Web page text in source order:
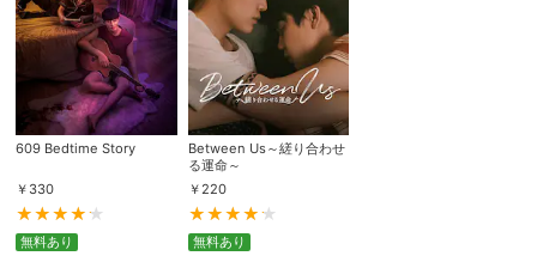
609 Bedtime Story
￥ 330
無料あり
Between Us～縒り合わせ
る運命～
￥ 220
無料あり